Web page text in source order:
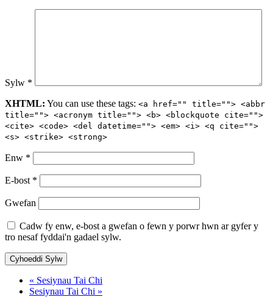
Sylw *
XHTML: You can use these tags: <a href="" title=""> <abbr
title=""> <acronym title=""> <b> <blockquote cite="">
<cite> <code> <del datetime=""> <em> <i> <q cite="">
<s> <strike> <strong>
Enw *
E-bost *
Gwefan
Cadw fy enw, e-bost a gwefan o fewn y porwr hwn ar gyfer y
tro nesaf fyddai'n gadael sylw.
« Sesiynau Tai Chi
Sesiynau Tai Chi »